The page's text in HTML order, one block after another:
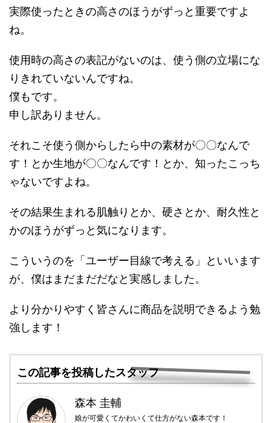
実際使ったときの高さのほうがずっと重要ですよ
ね。
使用時の高さの表記がないのは、使う側の立場にな
りきれていないんですね。
僕もです。
申し訳ありません。
それこそ使う側からしたら中の素材が〇〇なんで
す！とか生地が〇〇なんです！とか、知ったこっち
ゃないですよね。
その結果生まれる肌触りとか、硬さとか、耐久性と
かのほうがずっと気になります。
こういうのを「ユーザー目線で考える」といいます
が、僕はまだまだだなと実感しました。
より分かりやすく皆さんに商品を説明できるよう勉
強します！
この記事を投稿したスタッフ
森本 圭輔
娘が可愛くてかわいくて仕方がない森本です！